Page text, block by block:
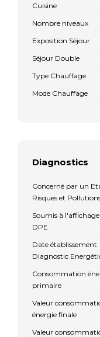
Cuisine
Nombre niveaux
Exposition Séjour
Séjour Double
Type Chauffage
Mode Chauffage
Diagnostics
Concerné par un
Risques et
Soumis à
DPE
Date établissement
Diagnostic
Consommation
primaire
Valeur
énergie finale
Valeur